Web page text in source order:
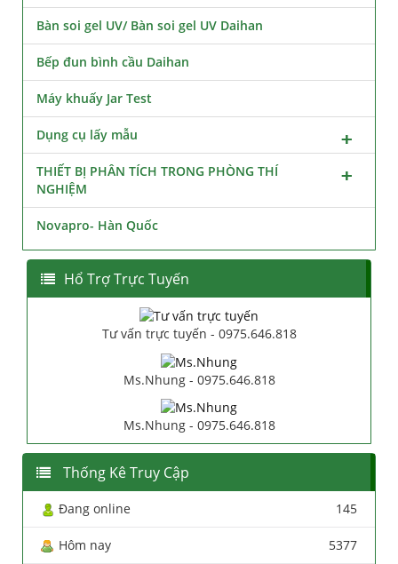
Bàn soi gel UV/ Bàn soi gel UV Daihan
Bếp đun bình cầu Daihan
Máy khuấy Jar Test
Dụng cụ lấy mẫu
THIẾT BỊ PHÂN TÍCH TRONG PHÒNG THÍ
NGHIỆM
Novapro- Hàn Quốc
Hổ Trợ Trực Tuyến
Tư vấn trực tuyến - 0975.646.818
Ms.Nhung - 0975.646.818
Ms.Nhung - 0975.646.818
Thống Kê Truy Cập
Đang online 145
Hôm nay 5377